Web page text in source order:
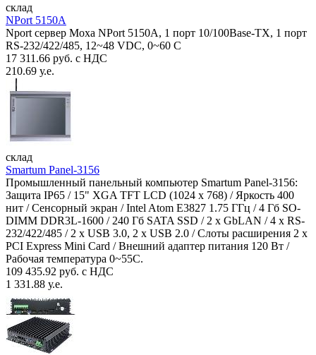
склад
NPort 5150A
Nport сервер Moxa NPort 5150A, 1 порт 10/100Base-TX, 1 порт
RS-232/422/485, 12~48 VDC, 0~60 С
17 311.66 руб. с НДС
210.69 у.е.
склад
Smartum Panel-3156
Промышленный панельный компьютер Smartum Panel-3156:
Защита IP65 / 15" XGA TFT LCD (1024 x 768) / Яркость 400
нит / Сенсорный экран / Intel Atom E3827 1.75 ГГц / 4 Гб SO-
DIMM DDR3L-1600 / 240 Гб SATA SSD / 2 x GbLAN / 4 x RS-
232/422/485 / 2 x USB 3.0, 2 x USB 2.0 / Слоты расширения 2 x
PCI Express Mini Card / Внешний адаптер питания 120 Вт /
Рабочая температура 0~55C.
109 435.92 руб. с НДС
1 331.88 у.е.